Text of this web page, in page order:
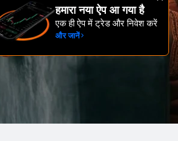
हमारा नया ऐप आ गया है
एक ही ऐप में ट्रेड और निवेश करें
और जानें